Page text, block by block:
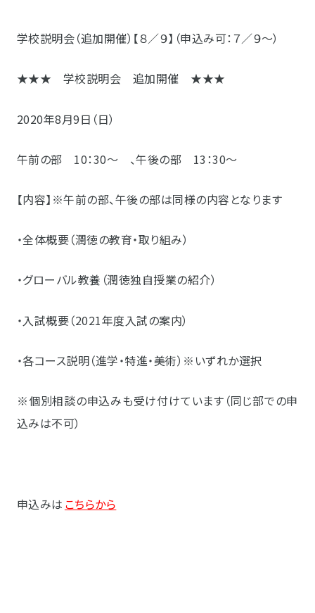
学校説明会（追加開催）【８／９】（申込み可：７／９～）
★★★ 学校説明会 追加開催 ★★★
2020年8月9日（日）
午前の部 10：30～ 、午後の部 13：30～
【内容】※午前の部、午後の部は同様の内容となります
・全体概要（潤徳の教育・取り組み）
・グローバル教養（潤徳独自授業の紹介）
・入試概要（2021年度入試の案内）
・各コース説明（進学・特進・美術）※いずれか選択
※個別相談の申込みも受け付けています（同じ部での申
込みは不可）
申込みは こちらから